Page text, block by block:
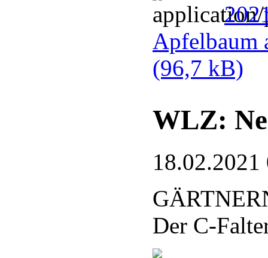
Apfelbaum
(96,7 kB)
WLZ:
18.02.2021
Der C-